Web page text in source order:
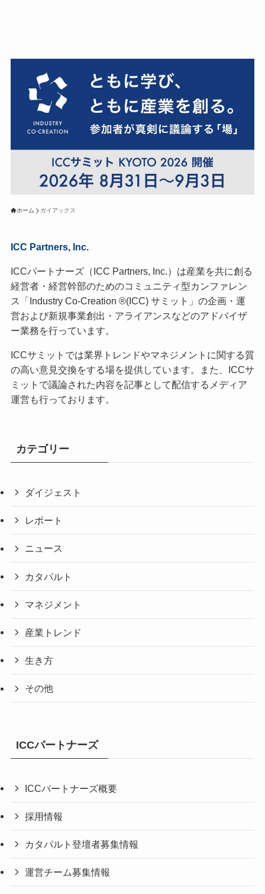
ホーム ガイアックス
ICC Partners, Inc.
ICCパートナーズ（ICC Partners, Inc.）は産業を共に創る
経営者・経営幹部のためのコミュニティ型カンファレン
ス「Industry Co-Creation ®(ICC) サミット」の企画・運
営および新規事業創出・アライアンスなどのアドバイザ
ー業務を行っています。
ICCサミットでは業界トレンドやマネジメントに関する質
の高い意見交換をする場を提供しています。また、ICCサ
ミットで議論された内容を記事として配信するメディア
運営も行っております。
カテゴリー
ダイジェスト
レポート
ニュース
カタパルト
マネジメント
産業トレンド
生き方
その他
ICCパートナーズ
ICCパートナーズ概要
採用情報
カタパルト登壇者募集情報
運営チーム募集情報